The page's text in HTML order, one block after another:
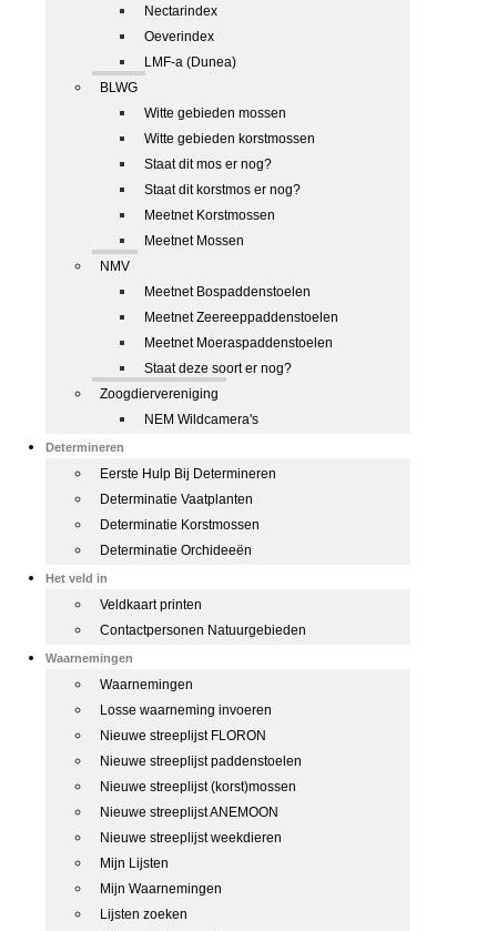
Nectarindex
Oeverindex
LMF-a (Dunea)
BLWG
Witte gebieden mossen
Witte gebieden korstmossen
Staat dit mos er nog?
Staat dit korstmos er nog?
Meetnet Korstmossen
Meetnet Mossen
NMV
Meetnet Bospaddenstoelen
Meetnet Zeereeppaddenstoelen
Meetnet Moeraspaddenstoelen
Staat deze soort er nog?
Zoogdiervereniging
NEM Wildcamera's
Determineren
Eerste Hulp Bij Determineren
Determinatie Vaatplanten
Determinatie Korstmossen
Determinatie Orchideeën
Het veld in
Veldkaart printen
Contactpersonen Natuurgebieden
Waarnemingen
Waarnemingen
Losse waarneming invoeren
Nieuwe streeplijst FLORON
Nieuwe streeplijst paddenstoelen
Nieuwe streeplijst (korst)mossen
Nieuwe streeplijst ANEMOON
Nieuwe streeplijst weekdieren
Mijn Lijsten
Mijn Waarnemingen
Lijsten zoeken